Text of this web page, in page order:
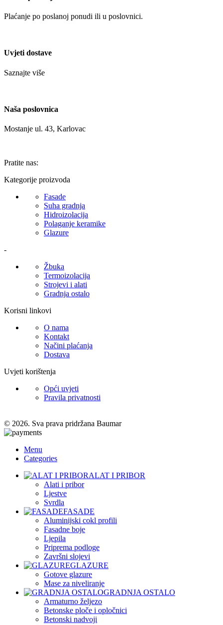
Plaćanje po poslanoj ponudi ili u poslovnici.
Uvjeti dostave
Saznajte više
Naša poslovnica
Mostanje ul. 43, Karlovac
Pratite nas:
Kategorije proizvoda
Fasade
Suha gradnja
Hidroizolacija
Polaganje keramike
Glazure
-
Žbuka
Termoizolacija
Strojevi i alati
Gradnja ostalo
Korisni linkovi
O nama
Kontakt
Načini plaćanja
Dostava
Uvjeti korištenja
Opći uvjeti
Pravila privatnosti
© 2026. Sva prava pridržana Baumar
Menu
Categories
ALAT I PRIBOR
Alati i pribor
Ljestve
Svrdla
FASADE
Aluminijski cokl profili
Fasadne boje
Ljepila
Priprema podloge
Završni slojevi
GLAZURE
Gotove glazure
Mase za niveliranje
GRADNJA OSTALO
Armaturno željezo
Betonske ploče i opločnici
Betonski nadvoji